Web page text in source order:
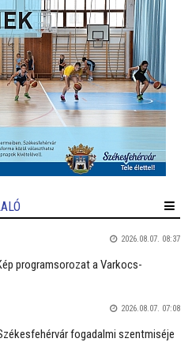
2026.08.07. 08:37
programsorozat a Varkocs-
2026.08.07. 07:08
fogadalmi szentmiséje